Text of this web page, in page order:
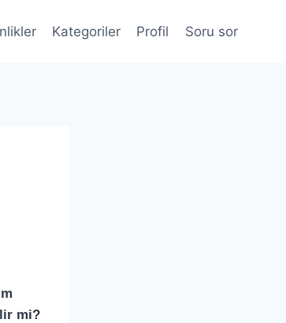
Kategoriler Profil Soru sor
mi?